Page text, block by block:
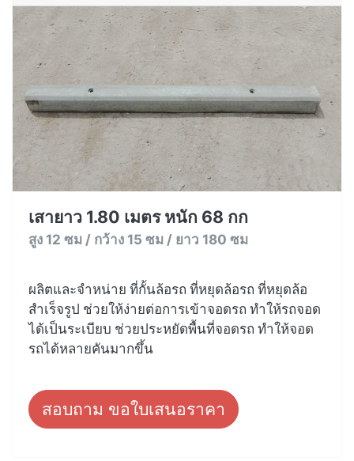
เสายาว 1.80 เมตร หนัก 68 กก
สูง 12 ซม / กว้าง 15 ซม / ยาว 180 ซม
ผลิตและจำหน่าย ที่กั้นล้อรถ ที่หยุดล้อรถ ที่หยุดล้อ
สำเร็จรูป ช่วยให้ง่ายต่อการเข้าจอดรถ ทำให้รถจอด
ได้เป็นระเบียบ ช่วยประหยัดพื้นที่จอดรถ ทำให้จอด
รถได้หลายคันมากขึ้น
สอบถาม ขอใบเสนอราคา